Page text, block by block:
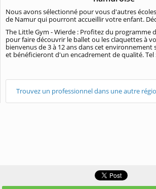
Nous avons sélectionné pour vous d'autres
de Namur qui pourront accueillir votre enfant.
The Little Gym - Wierde : Profitez du programme
pour faire découvrir le ballet ou les claquettes à
bienvenus de 3 à 12 ans dans cet environnement
et bénéficieront d'un encadrement de qualité. Tel
Trouvez un professionnel dans une autre